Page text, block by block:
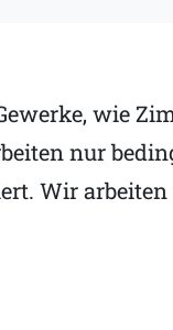
wie
nur
Wir